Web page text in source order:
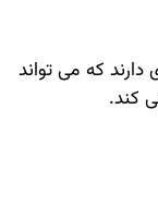
که می تواند
کند.